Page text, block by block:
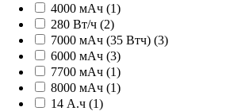
4000 мАч (1)
280 Вт/ч (2)
7000 мАч (35 Втч) (3)
6000 мАч (3)
7700 мАч (1)
8000 мАч (1)
14 А.ч (1)